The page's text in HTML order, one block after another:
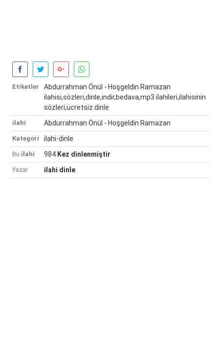
Etiketler
Abdurrahman Önül - Hoşgeldin Ramazan
ilahisi,sözleri,dinle,indir,bedava,mp3 ilahileri,ilahisinin
sözleri,ücretsiz dinle
ilahi Abdurrahman Önül - Hoşgeldin Ramazan
Kategori ilahi-dinle
Bu ilahi 984 Kez dinlenmiştir
Yazar ilahi dinle